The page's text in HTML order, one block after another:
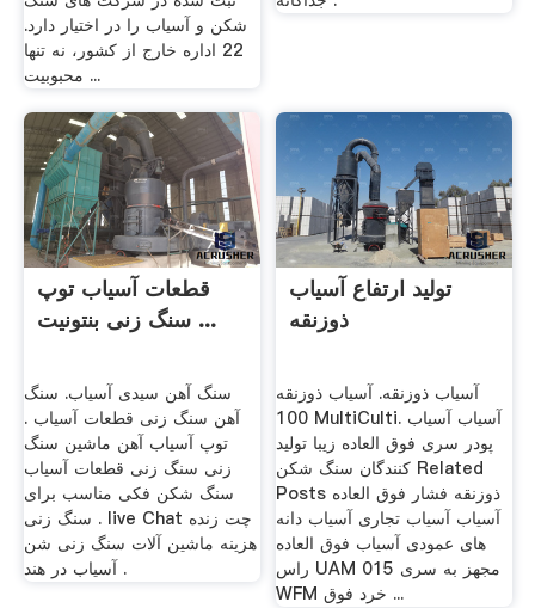
شكن و آسیاب را در اختیار دارد.
22 اداره خارج از کشور، نه تنها
محبوبیت ...
قطعات آسیاب توپ
سنگ زنی بنتونیت ...
سنگ آهن سیدی آسیاب. سنگ
آهن سنگ زنی قطعات آسیاب .
توپ آسیاب آهن ماشین سنگ
زنی سنگ زنی قطعات آسیاب
سنگ شکن فکی مناسب برای
سنگ زنی . live Chat چت زنده
هزینه ماشین آلات سنگ زنی شن
آسیاب در هند .
تولید ارتفاع آسیاب
ذوزنقه
آسیاب ذوزنقه. آسیاب ذوزنقه
100 MultiCulti. آسیاب آسیاب
پودر سری فوق العاده زیبا تولید
کنندگان سنگ شکن Related
Posts ذوزنقه فشار فوق العاده
آسیاب آسیاب تجاری آسیاب دانه
های عمودی آسیاب فوق العاده
راس UAM 015 مجهز به سری
WFM خرد فوق ...